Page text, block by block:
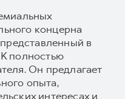
концерна
в
полностью
Он предлагает
опыта,
интересах и